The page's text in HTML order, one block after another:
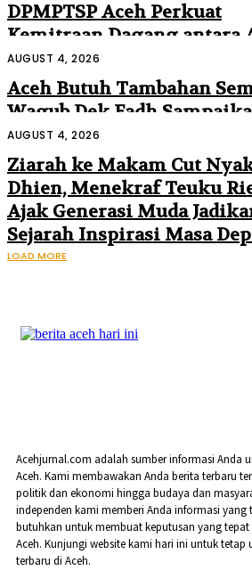
DPMPTSP Aceh Perkuat
Kemitraan Dagang antara
dan Malaysia
AUGUST 4, 2026
Aceh Butuh Tambahan
Wagub Dek Fadh
Mendagri dan Danantara
AUGUST 4, 2026
Ziarah ke Makam Cut
Dhien, Menekraf Teuku
Ajak Generasi Muda
Sejarah Inspirasi Masa
LOAD MORE
Acehjurnal.com adalah sumber informasi Anda
Aceh. Kami membawakan Anda berita terbaru
politik dan ekonomi hingga budaya dan
independen kami memberi Anda informasi yang
butuhkan untuk membuat keputusan yang
Aceh. Kunjungi website kami hari ini untuk
terbaru di Aceh.